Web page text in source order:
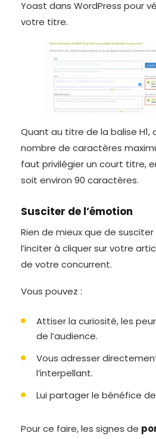
Yoast dans WordPress pour
votre titre.
Quant au titre de la balise H1,
nombre de caractères
faut privilégier un court titre,
soit environ 90 caractères.
Susciter de l’émotion
Rien de mieux que de
l’inciter à cliquer sur votre
de votre concurrent.
Vous pouvez :
Attiser la curiosité, les
de l’audience.
Vous adresser
l’interpellant.
Lui partager le bénéfice
Pour ce faire, les signes de